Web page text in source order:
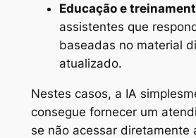
Educação e
assistentes que
baseadas no material
atualizado.
Nestes casos, a IA
consegue fornecer um
se não acessar diretamente